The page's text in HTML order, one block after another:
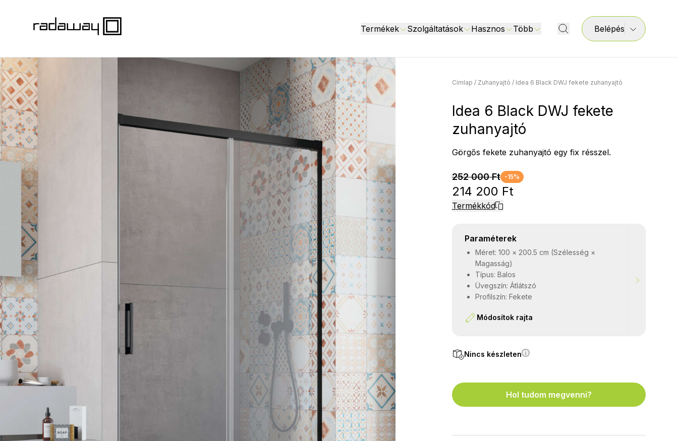
Termékek Szolgáltatások Hasznos Több Belépés
Címlap / Zuhanyajtó / Idea 6 Black DWJ fekete zuhanyajtó
Idea 6 Black DWJ fekete
zuhanyajtó
Görgős fekete zuhanyajtó egy fix résszel.
252 000 Ft -15%
214 200 Ft
Termékkód
Paraméterek
Méret: 100 × 200.5 cm (Szélesség ×
Magasság)
Típus: Balos
Üvegszín: Átlátszó
Profilszín: Fekete
Módosítok rajta
Nincs készleten
Hol tudom megvenni?